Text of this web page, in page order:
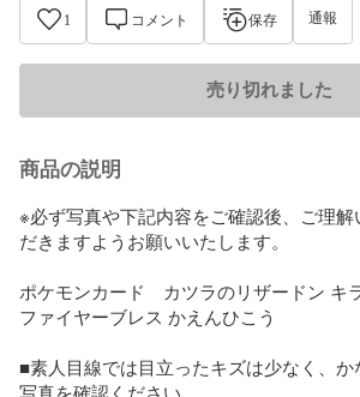
1 コメント 保存 通報
売り切れました
商品の説明
※必ず写真や下記内容をご確認後、ご理
だきますようお願いいたします。
ポケモンカード　カツラのリザードン キ
ファイヤーブレス かえんひこう
■素人目線では目立ったキズは少なく、
写真を確認ください。